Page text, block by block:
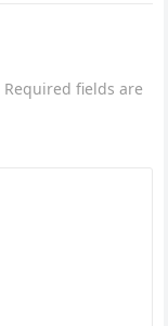
Required fields are